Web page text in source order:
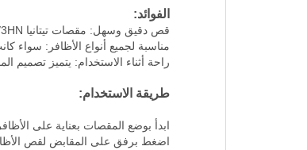
الفوائد:
قص دقيق وسهل: مقصات تيتانيا 1050/3HN توفر تجربة قص دقيقة للأظافر، مما يجعلها الخيار المثالي للمانيكير والبيديكير.
مناسبة لجميع أنواع الأظافر: سواء
راحة أثناء الاستخدام: يتميز
طريقة الاستخدام:
ابدأ بوضع المقصات بعناية على
اضغط برفق على المقابض لقص